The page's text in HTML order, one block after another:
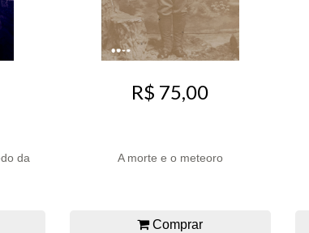
da
R$ 75,00
A morte e o meteoro
Comprar